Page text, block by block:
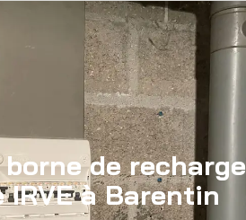
de recharge
à Barentin